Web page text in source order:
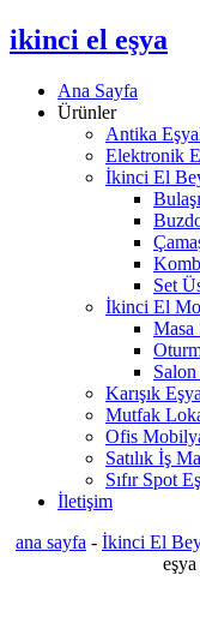
ikinci el eşya
Ana Sayfa
Ürünler
Antika
Elektronik
İkinci El
Set
İkinci El
Masa
Karışık
Mutfak
Ofis
Satılık İş
Sıfır Spot
İletişim
ana sayfa - İkinci El
eşya